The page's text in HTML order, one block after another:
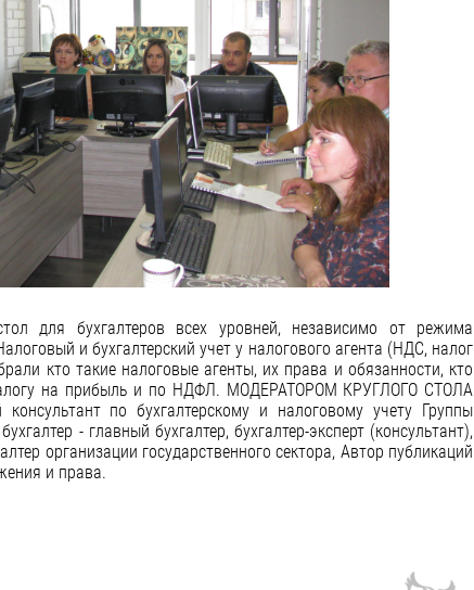
для бухгалтеров всех уровней, независимо от режима
и бухгалтерский учет у налогового агента (НДС, налог
кто такие налоговые агенты, их права и обязанности, кто
на прибыль и по НДФЛ. МОДЕРАТОРОМ КРУГЛОГО СТОЛА
по бухгалтерскому и налоговому учету Группы
- главный бухгалтер, бухгалтер-эксперт (консультант),
организации государственного сектора, Автор публикаций
и права.